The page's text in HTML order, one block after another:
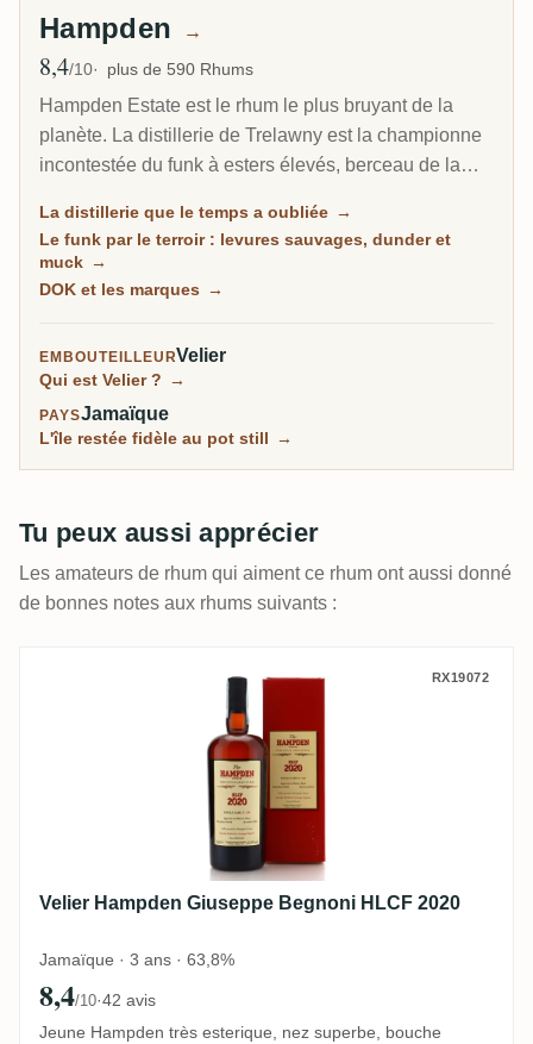
Hampden →
Note moyenne
8,4/10 plus de 590 Rhums
Hampden Estate est le rhum le plus bruyant de la
planète. La distillerie de Trelawny est la championne
incontestée du funk à esters élevés, berceau de la
légal, et de loin la distillerie la plus notée sur RumX.
Familiale et 100 pour cent batch, elle n'a presque pas
changé en un siècle, murs couverts de moisissures
La distillerie que le temps a oubliée →
Le funk par le terroir : levures sauvages, dunder et
muck →
DOK et les marques →
EMBOUTEILLEURVelier
Qui est Velier ? →
PAYSJamaïque
L'île restée fidèle au pot still →
Tu peux aussi apprécier
Les amateurs de rhum qui aiment ce rhum ont aussi donné
de bonnes notes aux rhums suivants :
Velier Hampden Giuseppe Begnoni HLCF
RX19072
Velier Hampden Giuseppe Begnoni HLCF 2020
Jamaïque · 3 ans · 63,8%
8,4/10·42 avis
Jeune Hampden très esterique, nez superbe, bouche